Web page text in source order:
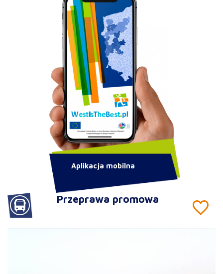
Przeprawa promowa
Aplikacja mobilna